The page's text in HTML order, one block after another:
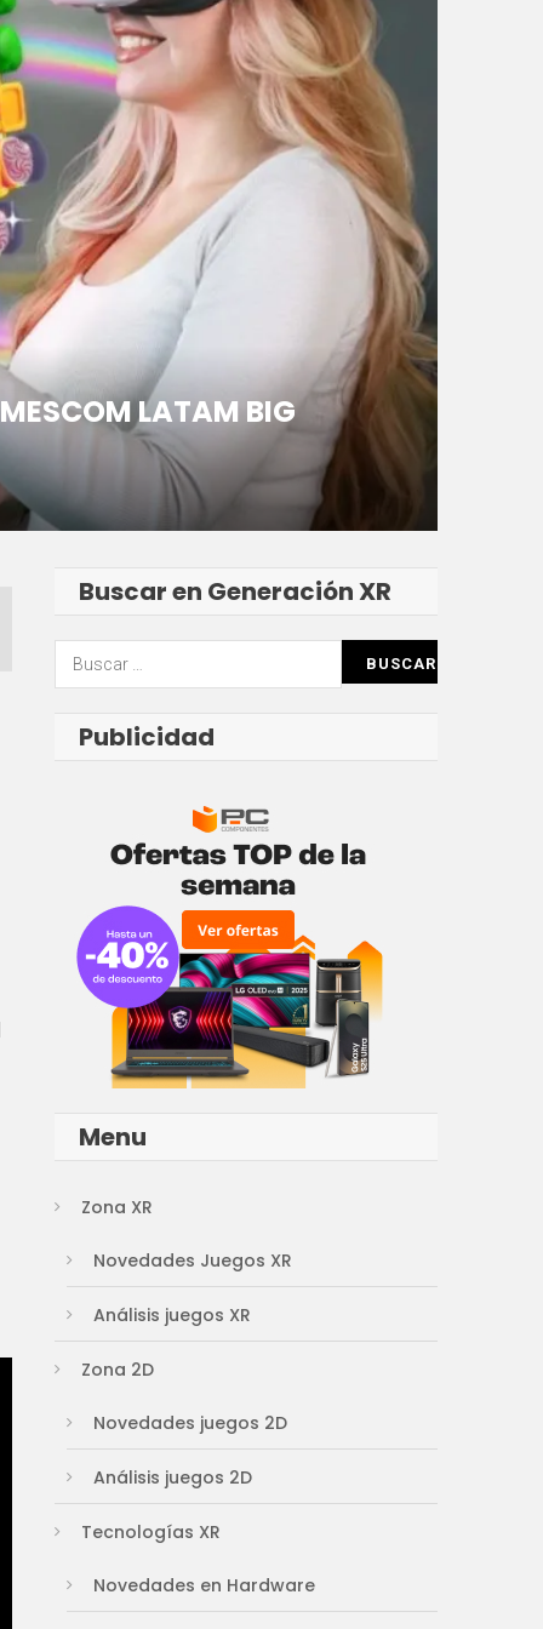
LATAM BIG
Buscar en Generación XR
Buscar:
Publicidad
Menu
Zona XR
Novedades Juegos XR
Análisis juegos XR
Zona 2D
Novedades juegos 2D
Análisis juegos 2D
Tecnologías XR
Novedades en Hardware